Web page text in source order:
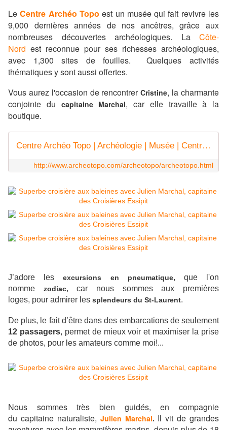
LeCentre Archéo Topo est un musée qui fait revivre les
9,000 dernières années de nos ancêtres, grâce aux
nombreuses découvertes archéologiques. La Côte-
Nord est reconnue pour ses richesses archéologiques,
avec 1,300 sites de fouilles. Quelques activités
thématiques y sont aussi offertes.
Vous aurez l'occasion de rencontrerCristine, la charmante
conjointe du capitaine Marchal, car elle travaille à la
boutique.
Centre Archéo Topo | Archéologie | Musée | Centre d'interprétation | Haute-Côte-Nord | Bergeronnes |
http://www.archeotopo.com/archeotopo/archeotopo.html
J’adore lesexcursions en pneumatique, que l'on
nomme zodiac, car nous sommes aux premières
loges, pour admirer les splendeurs du St-Laurent.
De plus, le fait d’être dans des embarcations de seulement
12 passagers, permet de mieux voir et maximiser la prise
de photos, pour les amateurs comme moi!...
Nous sommes très bien guidés, en compagnie
du capitaine naturaliste, Julien Marchal. Il vit de grandes